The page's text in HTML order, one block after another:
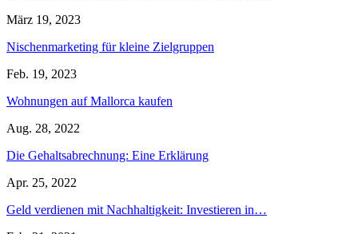
März 19, 2023
Nischenmarketing für kleine Zielgruppen
Feb. 19, 2023
Wohnungen auf Mallorca kaufen
Aug. 28, 2022
Die Gehaltsabrechnung: Eine Erklärung
Apr. 25, 2022
Geld verdienen mit Nachhaltigkeit: Investieren in…